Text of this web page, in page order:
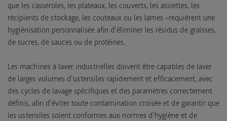
que les casseroles, les plateaux, les couverts, les assiettes, les
récipients de stockage, les couteaux ou les lames –requièrent une
hygiénisation personnalisée afin d’éliminer les résidus de graisses,
de sucres, de sauces ou de protéines.
Les machines à laver industrielles doivent être capables de laver
de larges volumes d’ustensiles rapidement et efficacement, avec
des cycles de lavage spécifiques et des paramètres correctement
définis, afin d’éviter toute contamination croisée et de garantir que
les ustensiles soient conformes aux normes d’hygiène et de